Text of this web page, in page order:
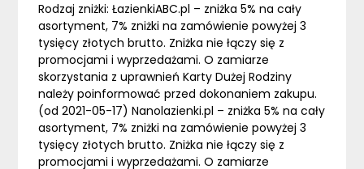
Rodzaj zniżki: ŁazienkiABC.pl – zniżka 5% na cały
asortyment, 7% zniżki na zamówienie powyżej 3
tysięcy złotych brutto. Zniżka nie łączy się z
promocjami i wyprzedażami. O zamiarze
skorzystania z uprawnień Karty Dużej Rodziny
należy poinformować przed dokonaniem zakupu.
(od 2021-05-17) Nanolazienki.pl – zniżka 5% na cały
asortyment, 7% zniżki na zamówienie powyżej 3
tysięcy złotych brutto. Zniżka nie łączy się z
promocjami i wyprzedażami. O zamiarze